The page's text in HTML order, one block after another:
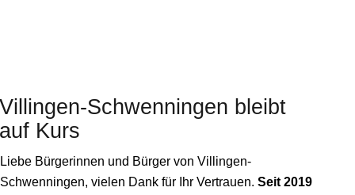
Villingen-Schwenningen bleibt
auf Kurs
Liebe Bürgerinnen und Bürger von Villingen-
Schwenningen, vielen Dank für Ihr Vertrauen. Seit 2019